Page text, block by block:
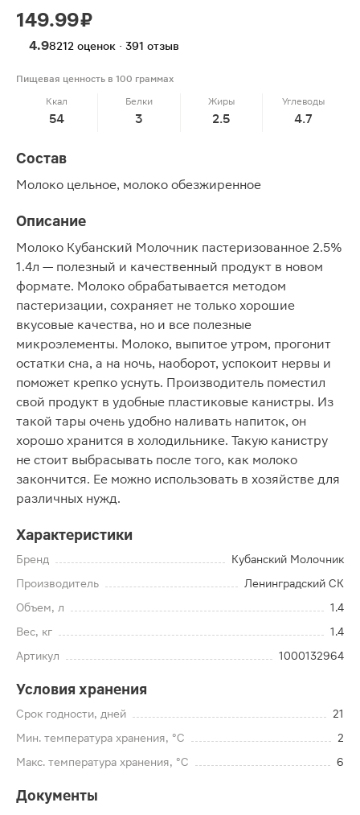
149.99 ₽
4.98212 оценок · 391 отзыв
Пищевая ценность в 100 граммах
Ккал
54
Белки
3
Жиры
2.5
Углеводы
4.7
Состав
Молоко цельное, молоко обезжиренное
Описание
Молоко Кубанский Молочник пастеризованное 2.5%
1.4л — полезный и качественный продукт в новом
формате. Молоко обрабатывается методом
пастеризации, сохраняет не только хорошие
вкусовые качества, но и все полезные
микроэлементы. Молоко, выпитое утром, прогонит
остатки сна, а на ночь, наоборот, успокоит нервы и
поможет крепко уснуть. Производитель поместил
свой продукт в удобные пластиковые канистры. Из
такой тары очень удобно наливать напиток, он
хорошо хранится в холодильнике. Такую канистру
не стоит выбрасывать после того, как молоко
закончится. Ее можно использовать в хозяйстве для
различных нужд.
Характеристики
Бренд
Кубанский Молочник
Производитель
Ленинградский СК
Объем, л
1.4
Вес, кг
1.4
Артикул
1000132964
Условия хранения
Срок годности, дней
21
Мин. температура хранения, °C
2
Макс. температура хранения, °C
6
Документы